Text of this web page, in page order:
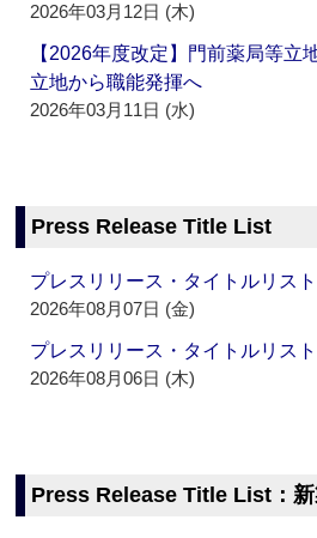
2026年03月12日 (木)
【2026年度改定】門前薬局等立
立地から職能発揮へ
2026年03月11日 (水)
Press Release Title List
プレスリリース・タイトルリス
2026年08月07日 (金)
プレスリリース・タイトルリス
2026年08月06日 (木)
Press Release Title List：